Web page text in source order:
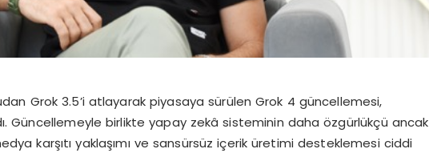
Grok 3.5’i atlayarak piyasaya sürülen Grok 4 güncellemesi,
ı. Güncellemeyle birlikte yapay zekâsisteminin dahaözgürlükçü ancak
karşıtıyaklaşımı ve sansürsüz içerik üretimi desteklemesi ciddi